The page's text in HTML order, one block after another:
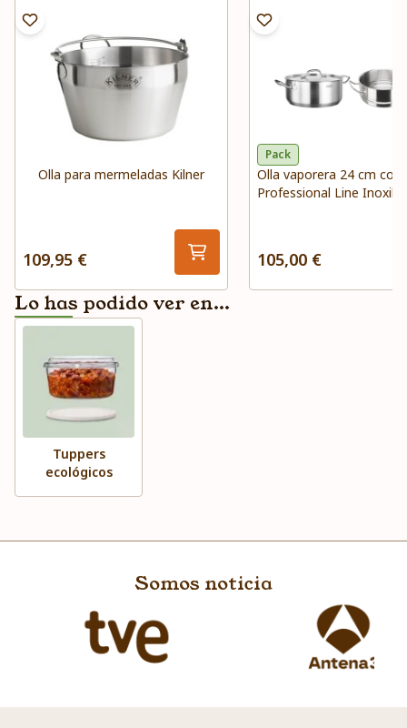
Olla para mermeladas Kilner
109,95 €
Pack
Olla vaporera 24 cm con
Professional Line
105,00 €
Lo has podido ver en...
Tuppers
ecológicos
Somos noticia